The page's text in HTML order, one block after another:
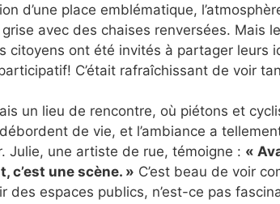
d’une place emblématique,
avec des chaises renversées. Mais
citoyens ont été invités à partager leurs
C’était rafraîchissant de voir
un lieu de rencontre, où piétons et
de vie, et l’ambiance a
Julie, une artiste de rue, témoigne : «
c’est une scène. » C’est beau de voir
des espaces publics, n’est-ce pas